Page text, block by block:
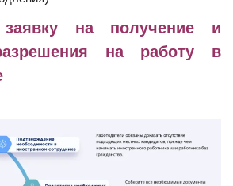
на получение и
на работу в